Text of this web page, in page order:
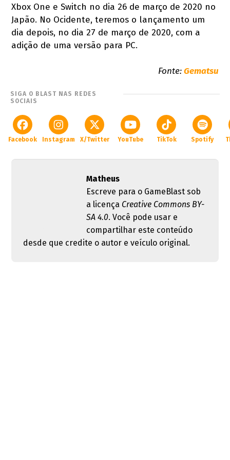
Xbox One e Switch no dia 26 de março de 2020 no
Japão. No Ocidente, teremos o lançamento um
dia depois, no dia 27 de março de 2020, com a
adição de uma versão para PC.
Fonte:Gematsu
SIGA O BLAST NAS REDES
SOCIAIS
Facebook Instagram X/Twitter YouTube TikTok Spotify
Matheus
Escreve para o GameBlast sob
a licença Creative Commons BY-
SA 4.0. Você pode usar e
compartilhar este conteúdo
desde que credite o autor e veículo original.